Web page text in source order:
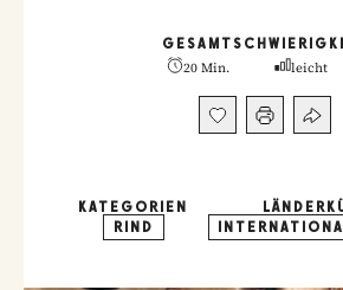
GESAMT
20 Min. leicht
KATEGORIEN
RIND